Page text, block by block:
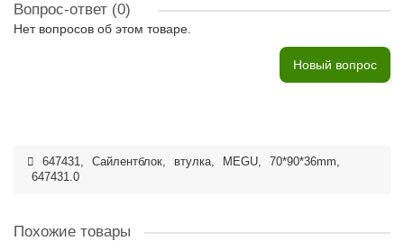
Вопрос-ответ (0)
Нет вопросов об этом товаре.
Новый вопрос
647431, Сайлентблок, втулка, MEGU, 70*90*36mm,
647431.0
Похожие товары